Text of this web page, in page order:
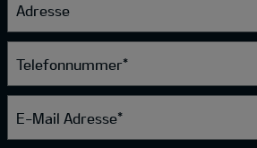
Adresse
Telefonnummer*
E-Mail Adresse*